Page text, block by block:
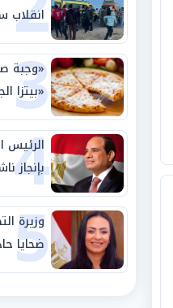
انقلاب
14 شخصًا
3
«وجبة
«بيتزا
بالبروتين
4
بإنجاز
نصف
5
وزيرة
ضحايا
سويف